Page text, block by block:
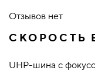
Отзывов нет
СКОРОСТЬ
UHP-шина с